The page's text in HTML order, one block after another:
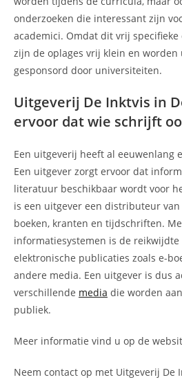
onderzoeken die interessant zijn
academici. Omdat dit vrij
zijn de oplages vrij klein en worden
gesponsord door universiteiten.
Uitgeverij De Inktvis in
ervoor dat wie schrijft
Een uitgeverij heeft al eeuwenlang
Een uitgever zorgt ervoor dat
literatuur beschikbaar wordt voor
is een uitgever een distributeur
boeken, kranten en tijdschriften.
informatiesystemen is de
elektronische publicaties zoals e-
andere media. Een uitgever is dus
verschillende media die worden
publiek.
Meer informatie vind u op de
Neem contact op met Uitgeverij De